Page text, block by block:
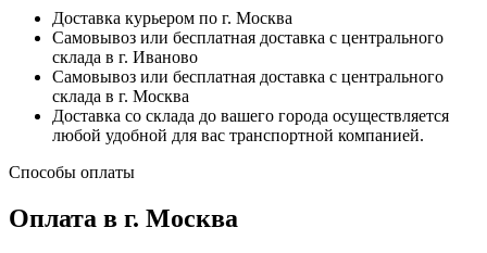
Доставка курьером по г. Москва
Самовывоз или бесплатная доставка с центрального
склада в г. Иваново
Самовывоз или бесплатная доставка с центрального
склада в г. Москва
Доставка со склада до вашего города осуществляется
любой удобной для вас транспортной компанией.
Способы оплаты
Оплата в г. Москва